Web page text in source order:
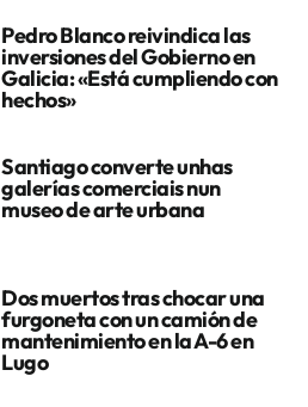
Pedro Blanco reivindica las
inversiones del Gobierno en
Galicia: «Está cumpliendo con
hechos»
Santiago converte unhas
galerías comerciais nun
museo de arte urbana
Dos muertos tras chocar una
furgoneta con un camión de
mantenimiento en la A-6 en
Lugo